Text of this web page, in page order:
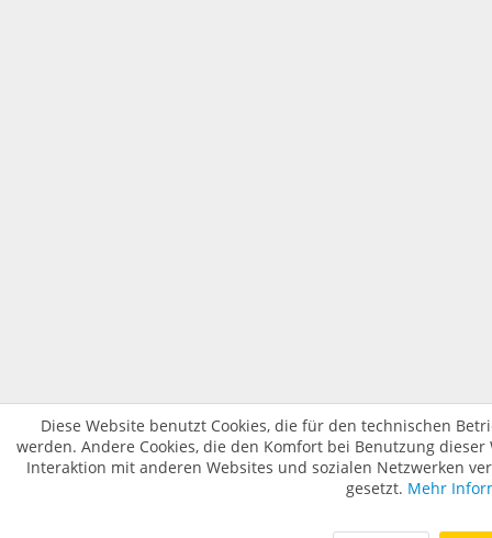
Diese Website benutzt Cookies, die für den technischen
werden. Andere Cookies, die den Komfort bei Benutzung
Interaktion mit anderen Websites und sozialen Netzwerken
gesetzt. Mehr